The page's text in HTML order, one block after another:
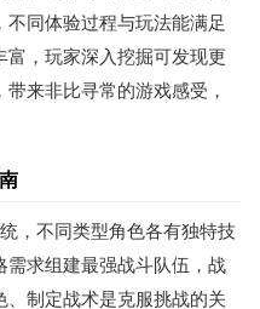
同体验过程与玩法能满足
，玩家深入挖掘可发现更
来非比寻常的游戏感受，
，不同类型角色各有独特技
需求组建最强战斗队伍，战
制定战术是克服挑战的关